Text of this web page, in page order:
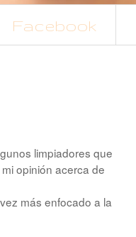
Facebook
limpiadores que
opinión acerca de
más enfocado a la